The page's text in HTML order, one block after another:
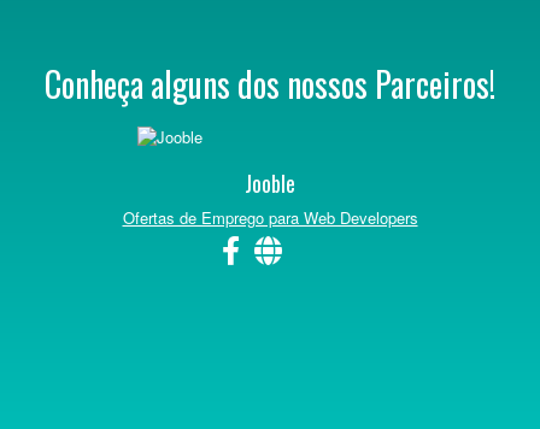
Conheça alguns dos nossos Parceiros!
Jooble
Ofertas de Emprego para Web Developers